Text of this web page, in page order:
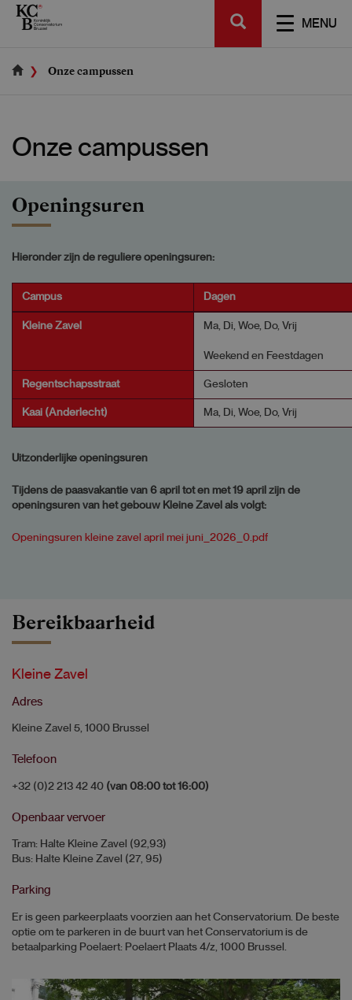
Skip
MENU
SEARCH
Onze campussen
Onze campussen
Openingsuren
Hieronder zijn de reguliere openingsuren:
Campus Dagen
Kleine Zavel Ma, Di, Woe, Do, Vrij
Weekend en Feestdagen
Regentschapsstraat Gesloten
Kaai (Anderlecht) Ma, Di, Woe, Do, Vrij
Uitzonderlijke openingsuren
Tijdens de paasvakantie van 6 april tot en met 19 april zijn de
openingsuren van het gebouw Kleine Zavel als volgt:
Openingsuren kleine zavel april mei juni_2026_0.pdf
Bereikbaarheid
Kleine Zavel
Adres
Kleine Zavel 5, 1000 Brussel
Telefoon
+32 (0)2 213 42 40 (van 08:00 tot 16:00)
Openbaar vervoer
Tram: Halte Kleine Zavel (92,93)
Bus: Halte Kleine Zavel (27, 95)
Parking
Er is geen parkeerplaats voorzien aan het Conservatorium. De beste
optie om te parkeren in de buurt van het Conservatorium is de
betaalparking Poelaert: Poelaert Plaats 4/z, 1000 Brussel.